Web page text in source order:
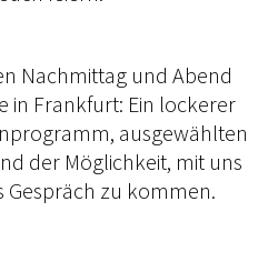
Nachmittag und Abend
in Frankfurt: Ein lockerer
ausgewählten
der Möglichkeit, mit uns
zu kommen.